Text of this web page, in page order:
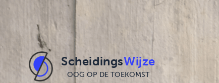
ScheidingsWijze
OOG OP DE TOEKOMST